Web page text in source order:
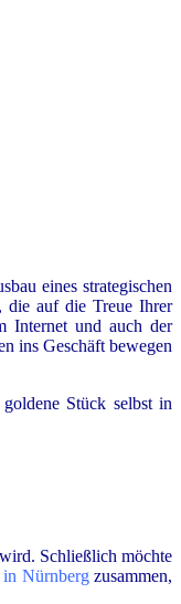
eines strategischen
die auf die Treue Ihrer
Internet und auch der
ins Geschäft bewegen
Stück selbst in
Schließlich möchte
Nürnbergzusammen,